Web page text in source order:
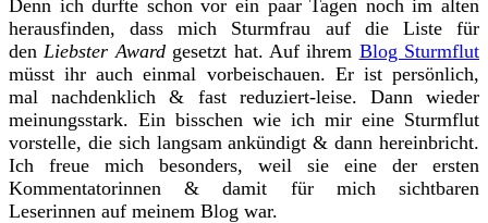
Denn ich durfte schon vor ein paar Tagen noch im alten
herausfinden, dass mich Sturmfrau auf die Liste für
den Liebster Awardgesetzt hat. Auf ihrem Blog Sturmflut
müsst ihr auch einmal vorbeischauen. Er ist persönlich,
mal nachdenklich & fast reduziert-leise. Dann wieder
meinungsstark. Ein bisschen wie ich mir eine Sturmflut
vorstelle, die sich langsam ankündigt & dann hereinbricht.
Ich freue mich besonders, weil sie eine der ersten
Kommentatorinnen & damit für mich sichtbaren
Leserinnen auf meinem Blog war.